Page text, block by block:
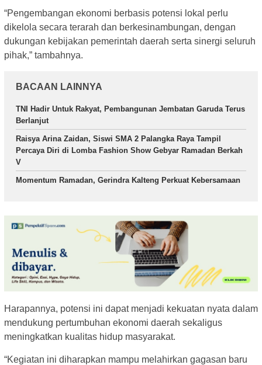
“Pengembangan ekonomi berbasis potensi lokal perlu
dikelola secara terarah dan berkesinambungan, dengan
dukungan kebijakan pemerintah daerah serta sinergi seluruh
pihak,” tambahnya.
BACAAN LAINNYA
TNI Hadir Untuk Rakyat, Pembangunan Jembatan Garuda Terus
Berlanjut
Raisya Arina Zaidan, Siswi SMA 2 Palangka Raya Tampil
Percaya Diri di Lomba Fashion Show Gebyar Ramadan Berkah
V
Momentum Ramadan, Gerindra Kalteng Perkuat Kebersamaan
Harapannya, potensi ini dapat menjadi kekuatan nyata dalam
mendukung pertumbuhan ekonomi daerah sekaligus
meningkatkan kualitas hidup masyarakat.
“Kegiatan ini diharapkan mampu melahirkan gagasan baru